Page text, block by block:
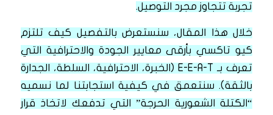
تجربة تتجاوز مجرد التوصيل.
خلال هذا المقال، سنستعرض بالتفصيل كيف تلتزم
كيو تاكسي بأرقى معايير الجودة والاحترافية التي
تعرف بـ E-E-A-T (الخبرة، الاحترافية، السلطة، الجدارة
بالثقة). سنتعمق في كيفية استجابتنا لما نسميه
“الكتلة الشعورية الحرجة” التي تدفعك لاتخاذ قرار